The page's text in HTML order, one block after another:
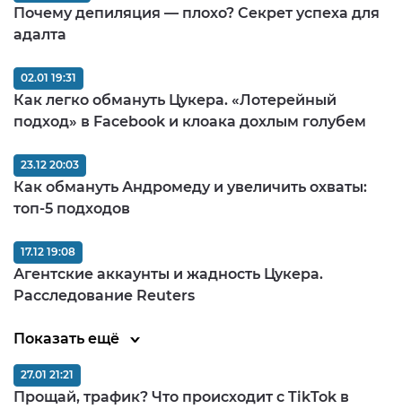
Почему депиляция — плохо? Секрет успеха для
адалта
Как легко обмануть Цукера. «Лотерейный
подход» в Facebook и клоака дохлым голубем
02.01 19:31
Как обмануть Андромеду и увеличить охваты:
топ-5 подходов
23.12 20:03
Агентские аккаунты и жадность Цукера.
Расследование Reuters
17.12 19:08
Показать ещё
Прощай, трафик? Что происходит с TikTok в
27.01 21:21